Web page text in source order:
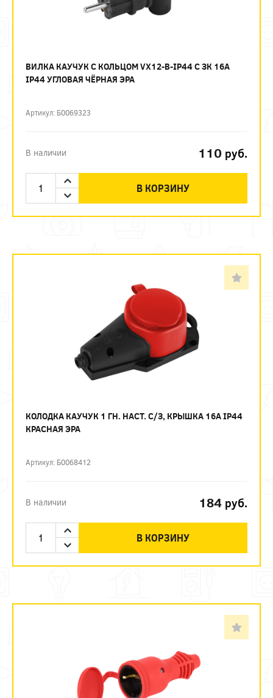
ВИЛКА КАУЧУК С КОЛЬЦОМ VX12-B-IP44 C ЗК 16А
IP44 УГЛОВАЯ ЧЁРНАЯ ЭРА
Артикул: Б0069323
В наличии 110 руб.
В КОРЗИНУ
КОЛОДКА КАУЧУК 1 ГН. НАСТ. С/З, КРЫШКА 16A IP44
КРАСНАЯ ЭРА
Артикул: Б0068412
В наличии 184 руб.
В КОРЗИНУ